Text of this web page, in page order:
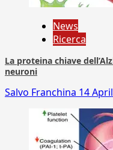
News
Ricerca
La proteina chiave
neuroni
Salvo Franchina 14